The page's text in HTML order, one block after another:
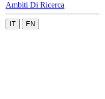
Ambiti Di Ricerca
IT EN